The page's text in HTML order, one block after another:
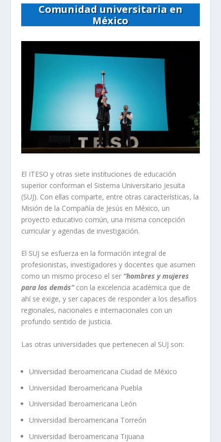
Comunidad universitaria en
México
El ITESO y otras siete instituciones de educación
superior conforman el Sistema Universitario Jesuita
(SUJ). Con ellas comparte, entre otras características, la
Misión de la Compañía de Jesús en México, un
proyecto educativo común, una misma concepción
curricular y agendas de investigación.
El SUJ se esfuerza en la formación integral de
profesionistas, investigadores y docentes que asumen
como un mismo proceso el ser“hombres y mujeres
para los demás” con la excelencia académica que de
ahí se exige, y ser capaces de responder a los desafíos
regionales, nacionales e internacionales con un
profundo sentido de justicia.
Las otras universidades que pertenecen al SUJ son:
Universidad Iberoamericana Ciudad de México
Universidad Iberoamericana Puebla
Universidad Iberoamericana León
Universidad Iberoamericana Torreón
Universidad Iberoamericana Tijuana